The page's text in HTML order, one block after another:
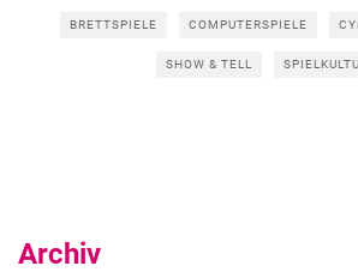
BRETTSPIELE COMPUTERSPIELE
SHOW & TELL
Archiv